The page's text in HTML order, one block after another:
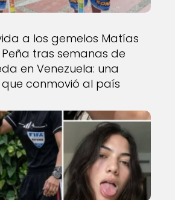
a los gemelos Matías
tras semanas de
en Venezuela: una
conmovió al país